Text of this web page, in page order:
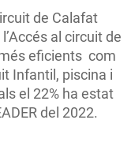
de Calafat
al circuit de
eficients com
Infantil, piscina i
el 22% ha estat
del 2022.